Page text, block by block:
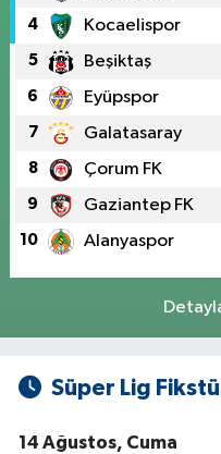
4 Kocaelispor
5 Beşiktaş
6 Eyüpspor
7 Galatasaray
8 Çorum FK
9 Gaziantep FK
10 Alanyaspor
Süper Lig
14 Ağustos, Cuma